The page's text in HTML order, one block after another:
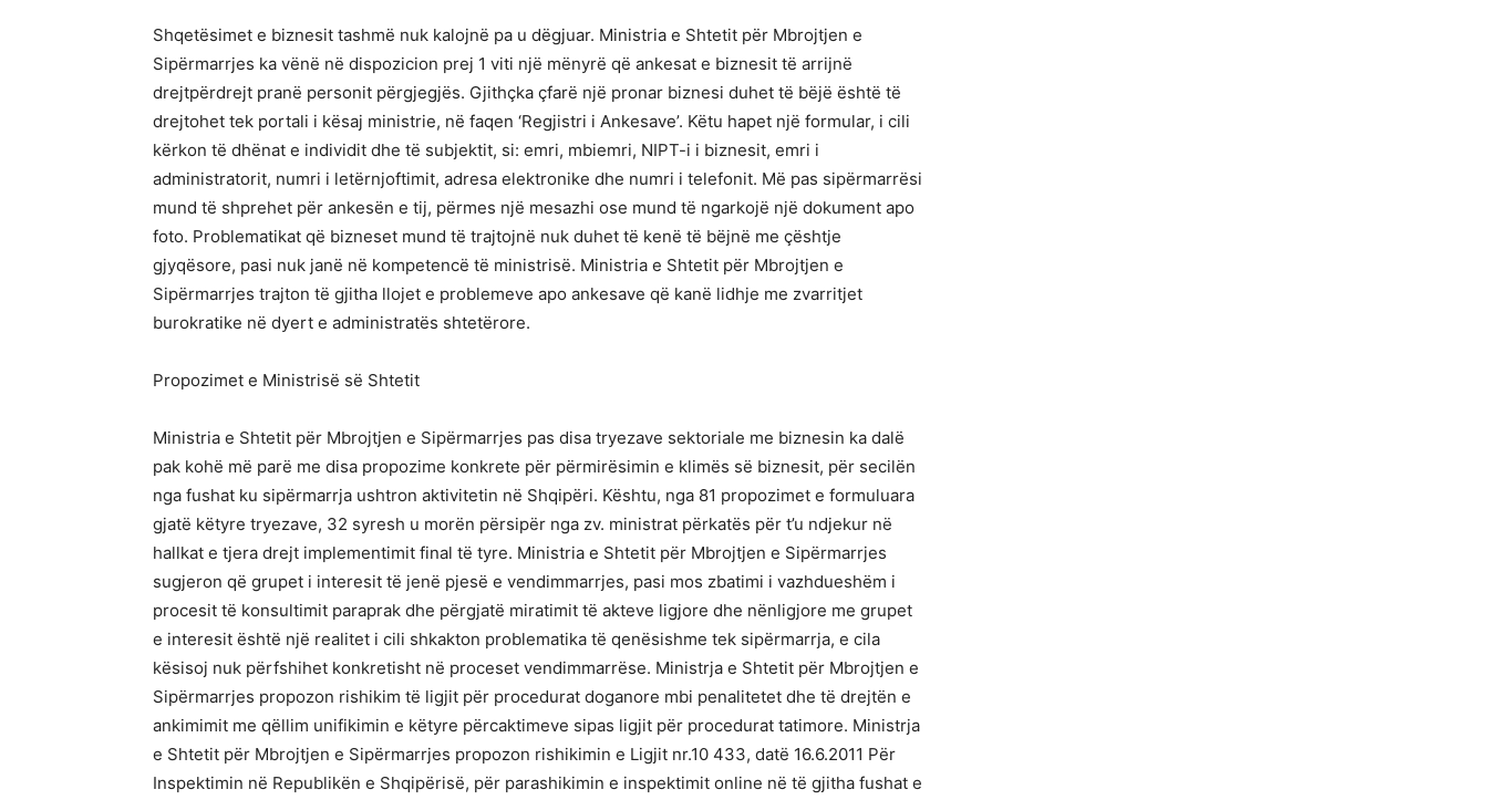
Shqetësimet e biznesit tashmë nuk kalojnë pa u dëgjuar. Ministria e Shtetit për Mbrojtjen e
Sipërmarrjes ka vënë në dispozicion prej 1 viti një mënyrë që ankesat e biznesit të arrijnë
drejtpërdrejt pranë personit përgjegjës. Gjithçka çfarë një pronar biznesi duhet të bëjë është të
drejtohet tek portali i kësaj ministrie, në faqen ‘Regjistri i Ankesave’. Këtu hapet një formular, i cili
kërkon të dhënat e individit dhe të subjektit, si: emri, mbiemri, NIPT-i i biznesit, emri i
administratorit, numri i letërnjoftimit, adresa elektronike dhe numri i telefonit. Më pas sipërmarrësi
mund të shprehet për ankesën e tij, përmes një mesazhi ose mund të ngarkojë një dokument apo
foto. Problematikat që bizneset mund të trajtojnë nuk duhet të kenë të bëjnë me çështje
gjyqësore, pasi nuk janë në kompetencë të ministrisë. Ministria e Shtetit për Mbrojtjen e
Sipërmarrjes trajton të gjitha llojet e problemeve apo ankesave që kanë lidhje me zvarritjet
burokratike në dyert e administratës shtetërore.
Propozimet e Ministrisë së Shtetit
Ministria e Shtetit për Mbrojtjen e Sipërmarrjes pas disa tryezave sektoriale me biznesin ka dalë
pak kohë më parë me disa propozime konkrete për përmirësimin e klimës së biznesit, për secilën
nga fushat ku sipërmarrja ushtron aktivitetin në Shqipëri. Kështu, nga 81 propozimet e formuluara
gjatë këtyre tryezave, 32 syresh u morën përsipër nga zv. ministrat përkatës për t’u ndjekur në
hallkat e tjera drejt implementimit final të tyre. Ministria e Shtetit për Mbrojtjen e Sipërmarrjes
sugjeron që grupet i interesit të jenë pjesë e vendimmarrjes, pasi mos zbatimi i vazhdueshëm i
procesit të konsultimit paraprak dhe përgjatë miratimit të akteve ligjore dhe nënligjore me grupet
e interesit është një realitet i cili shkakton problematika të qenësishme tek sipërmarrja, e cila
kësisoj nuk përfshihet konkretisht në proceset vendimmarrëse. Ministrja e Shtetit për Mbrojtjen e
Sipërmarrjes propozon rishikim të ligjit për procedurat doganore mbi penalitetet dhe të drejtën e
ankimimit me qëllim unifikimin e këtyre përcaktimeve sipas ligjit për procedurat tatimore. Ministrja
e Shtetit për Mbrojtjen e Sipërmarrjes propozon rishikimin e Ligjit nr.10 433, datë 16.6.2011 Për
Inspektimin në Republikën e Shqipërisë, për parashikimin e inspektimit online në të gjitha fushat e